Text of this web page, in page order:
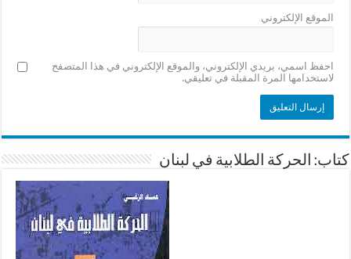
الموقع الإلكتروني
احفظ اسمي، بريدي الإلكتروني، والموقع الإلكتروني في هذا المتصفح
لاستخدامها المرة المقبلة في تعليقي.
كتاب: الحركة الطلابية في لبنان